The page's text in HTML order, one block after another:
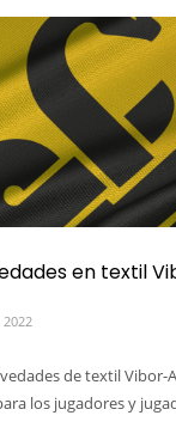
en textil
2022
de textil Vibor-
los jugadores y